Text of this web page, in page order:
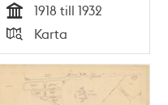
Tid
1918 till 1932
Typ
Karta